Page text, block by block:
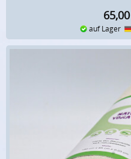
65,00
auf Lager